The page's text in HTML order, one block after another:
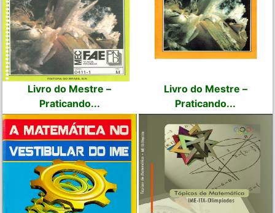
Livro do Mestre –
Praticando...
Livro do Mestre –
Praticando...